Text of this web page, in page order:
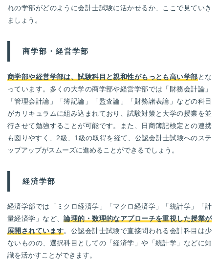
れの学部がどのように会計士試験に活かせるか、ここで見ていき
ましょう。
商学部・経営学部
商学部や経営学部は、試験科目と親和性がもっとも高い学部とな
っています。多くの大学の商学部や経営学部では「財務会計論」
「管理会計論」「簿記論」「監査論」「財務諸表論」などの科目
がカリキュラムに組み込まれており、試験対策と大学の授業を並
行させて勉強することが可能です。また、日商簿記検定との連携
も図りやすく、2級、1級の取得を経て、公認会計士試験へのステ
ップアップがスムーズに進めることができるでしょう。
経済学部
経済学部では「ミクロ経済学」「マクロ経済学」「統計学」「計
量経済学」など、論理的・数理的なアプローチを重視した授業が
展開されています。公認会計士試験で直接問われる会計科目は少
ないものの、選択科目としての「経済学」や「統計学」などに知
識を活かすことができます。